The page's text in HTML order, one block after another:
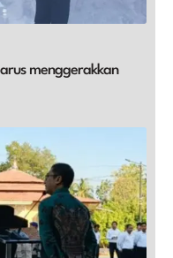
menggerakkan